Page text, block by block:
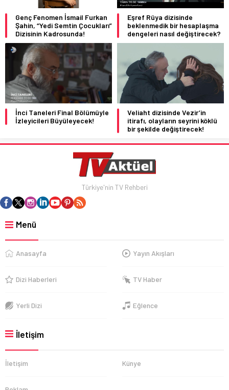
Genç Fenomen İsmail Furkan
Şahin, “Yedi Semtin Çocukları”
Dizisinin Kadrosunda!
Eşref Rüya dizisinde
beklenmedik bir hesaplaşma
dengeleri nasıl değiştirecek?
İnci Taneleri Final Bölümüyle
İzleyicileri Büyüleyecek!
Veliaht dizisinde Vezir’in
itirafı, olayların seyrini köklü
bir şekilde değiştirecek!
Türkiye'nin TV Rehberi
Menü
Anasayfa Yayın Akışları
Dizi Haberleri TV Haber
Yerli Dizi Eğlence
İletişim
İletişim Künye